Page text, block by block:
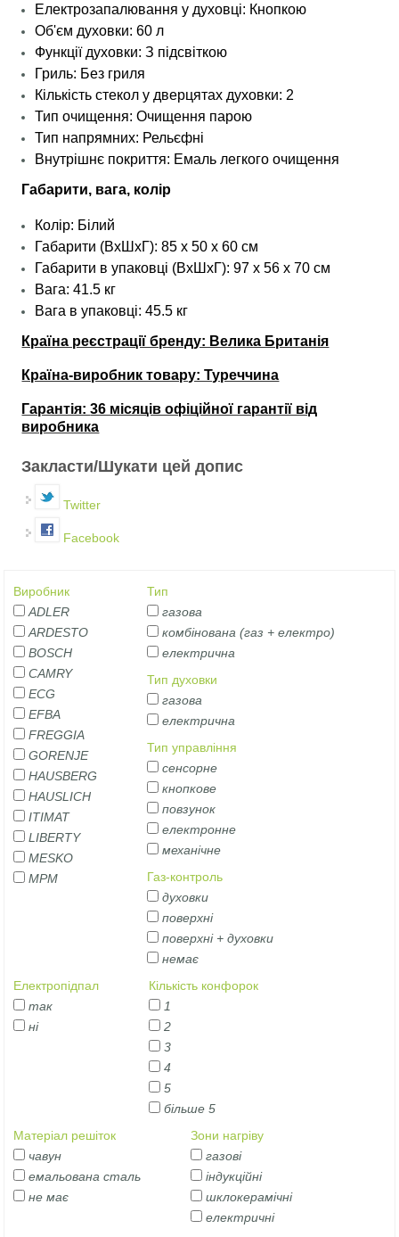
Електрозапалювання у духовці: Кнопкою
Об'єм духовки: 60 л
Функції духовки: З підсвіткою
Гриль: Без гриля
Кількість стекол у дверцятах духовки: 2
Тип очищення: Очищення парою
Тип напрямних: Рельєфні
Внутрішнє покриття: Емаль легкого очищення
Габарити, вага, колір
Колір: Білий
Габарити (ВхШхГ): 85 х 50 х 60 см
Габарити в упаковці (ВхШхГ): 97 х 56 х 70 см
Вага: 41.5 кг
Вага в упаковці: 45.5 кг
Країна реєстрації бренду: Велика Британія
Країна-виробник товару: Туреччина
Гарантія:36 місяців офіційної гарантії від
виробника
Закласти/Шукати цей допис
Twitter
Facebook
Виробник
ADLER
ARDESTO
BOSCH
CAMRY
ECG
EFBA
FREGGIA
GORENJE
HAUSBERG
HAUSLICH
ITIMAT
LIBERTY
MESKO
MPM
Тип
газова
комбінована (газ + електро)
електрична
Тип духовки
газова
електрична
Тип управління
сенсорне
кнопкове
повзунок
електронне
механічне
Газ-контроль
духовки
поверхні
поверхні + духовки
немає
Електропідпал
так
ні
Кількість конфорок
1
2
3
4
5
більше 5
Матеріал решіток
чавун
емальована сталь
не має
Зони нагріву
газові
індукційні
шклокерамічні
електричні